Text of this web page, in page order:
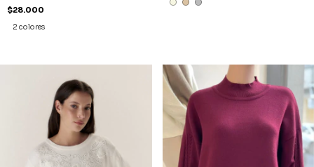
$28.000
2 colores